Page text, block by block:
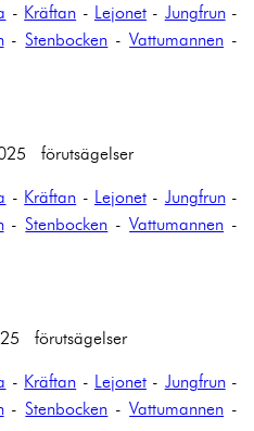
- Kräftan - Lejonet- Jungfrun-
-Stenbocken -Vattumannen -
förutsägelser
- Kräftan - Lejonet- Jungfrun-
-Stenbocken -Vattumannen -
förutsägelser
- Kräftan - Lejonet- Jungfrun-
-Stenbocken -Vattumannen -